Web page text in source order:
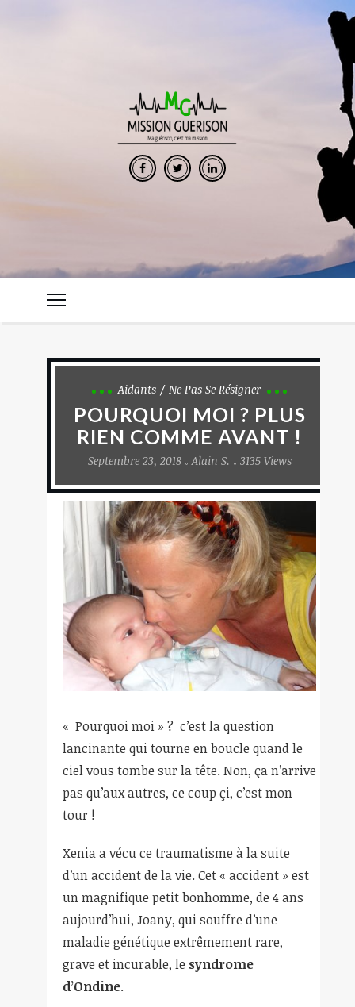
Aidants Ne Pas Se Résigner
POURQUOI MOI ? PLUS
RIEN COMME AVANT !
Septembre 23, 2018 Alain S. 3135 Views
« Pourquoi moi » ? c’est la question
lancinante qui tourne en boucle quand le
ciel vous tombe sur la tête. Non, ça n’arrive
pas qu’aux autres, ce coup çi, c’est mon
tour !
Xenia a vécu ce traumatisme à la suite
d’un accident de la vie. Cet « accident » est
un magnifique petit bonhomme, de 4 ans
aujourd’hui, Joany, qui souffre d’une
maladie génétique extrêmement rare,
grave et incurable, le syndrome
d’Ondine.